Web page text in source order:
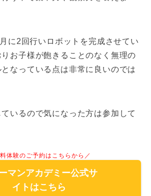
に2回行いロボットを完成させてい
お子様が飽きることのなく無理の
なっている点は非常に良いのでは
いるので気になった方は参加して
体験のご予約はこちらから／
マンアカデミー公式サ
イトはこちら